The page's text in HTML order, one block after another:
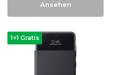
Ansehen
1+1 Gratis